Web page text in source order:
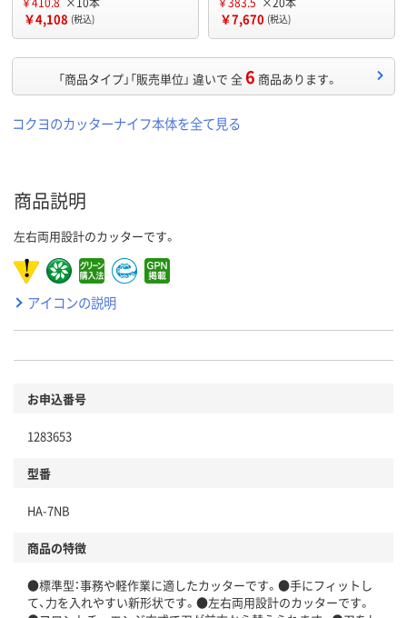
￥4,108 (税込) ￥7,670 (税込)
「商品タイプ」「販売単位」 違いで 全6 商品あります。
コクヨのカッターナイフ本体を全て見る
商品説明
左右両用設計のカッターです。
アイコンの説明
お申込番号
1283653
型番
HA-7NB
商品の特徴
●標準型：事務や軽作業に適したカッターです。●手にフィットし
て、力を入れやすい新形状です。●左右両用設計のカッターです。